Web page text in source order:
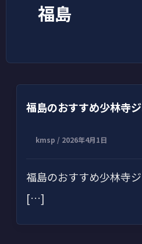
福島
福島のおすすめ少林寺ジ
kmsp / 2026年4月1日
福島のおすすめ少林寺ジ
[…]